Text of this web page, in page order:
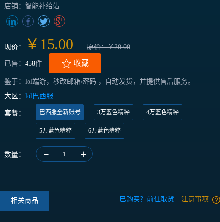
店铺：智能补给站
现价： ￥15.00 原价：￥20.00
已售： 458件 收藏
鉴于：lol端游，秒改邮箱/密码 ，自动发货，并提供售后服务。
大区： lol巴西服
套餐： 巴西服全新账号 3万蓝色精粹 4万蓝色精粹
5万蓝色精粹 6万蓝色精粹
数量： 1
相关商品 已购买？前往取货 注意事项